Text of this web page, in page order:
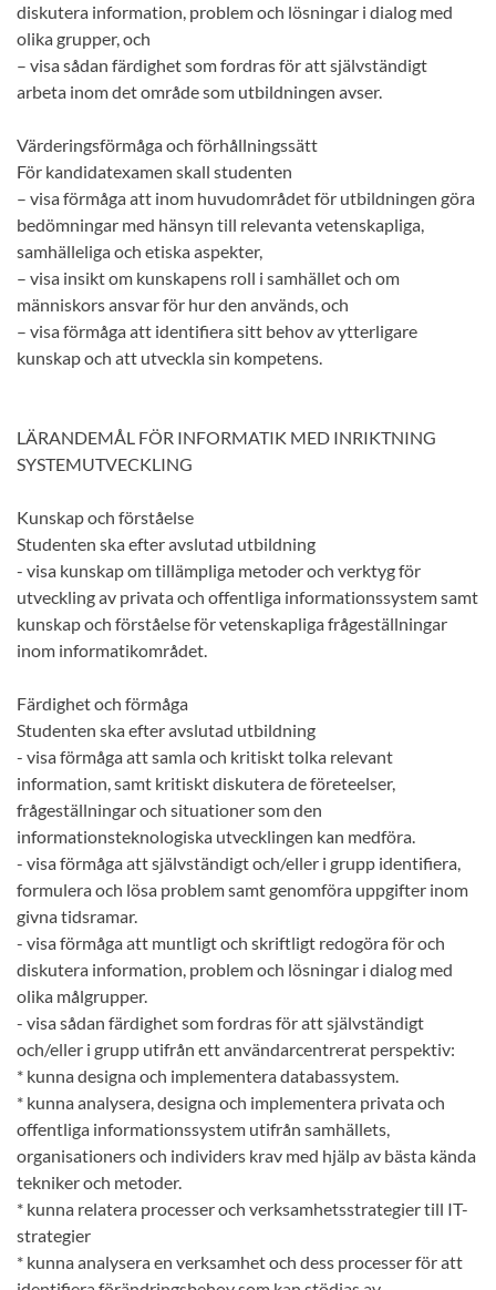
diskutera information, problem och lösningar i dialog med
olika grupper, och
– visa sådan färdighet som fordras för att självständigt
arbeta inom det område som utbildningen avser.
Värderingsförmåga och förhållningssätt
För kandidatexamen skall studenten
– visa förmåga att inom huvudområdet för utbildningen göra
bedömningar med hänsyn till relevanta vetenskapliga,
samhälleliga och etiska aspekter,
– visa insikt om kunskapens roll i samhället och om
människors ansvar för hur den används, och
– visa förmåga att identifiera sitt behov av ytterligare
kunskap och att utveckla sin kompetens.
LÄRANDEMÅL FÖR INFORMATIK MED INRIKTNING
SYSTEMUTVECKLING
Kunskap och förståelse
Studenten ska efter avslutad utbildning
- visa kunskap om tillämpliga metoder och verktyg för
utveckling av privata och offentliga informationssystem samt
kunskap och förståelse för vetenskapliga frågeställningar
inom informatikområdet.
Färdighet och förmåga
Studenten ska efter avslutad utbildning
- visa förmåga att samla och kritiskt tolka relevant
information, samt kritiskt diskutera de företeelser,
frågeställningar och situationer som den
informationsteknologiska utvecklingen kan medföra.
- visa förmåga att självständigt och/eller i grupp identifiera,
formulera och lösa problem samt genomföra uppgifter inom
givna tidsramar.
- visa förmåga att muntligt och skriftligt redogöra för och
diskutera information, problem och lösningar i dialog med
olika målgrupper.
- visa sådan färdighet som fordras för att självständigt
och/eller i grupp utifrån ett användarcentrerat perspektiv:
* kunna designa och implementera databassystem.
* kunna analysera, designa och implementera privata och
offentliga informationssystem utifrån samhällets,
organisationers och individers krav med hjälp av bästa kända
tekniker och metoder.
* kunna relatera processer och verksamhetsstrategier till IT-
strategier
* kunna analysera en verksamhet och dess processer för att